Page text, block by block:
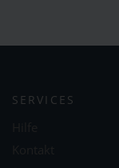
SERVICES